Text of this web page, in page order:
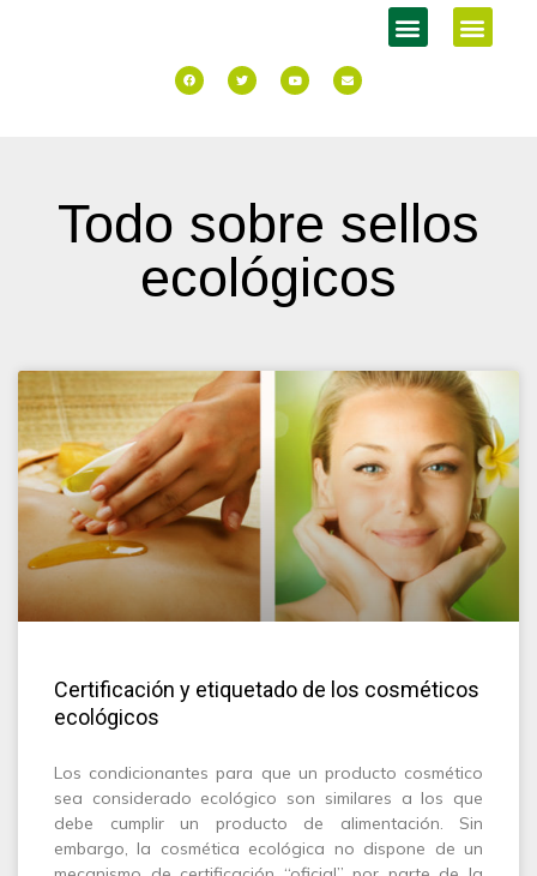
Todo sobre sellos
ecológicos
Certificación y etiquetado de los cosméticos
ecológicos
Los condicionantes para que un producto cosmético
sea considerado ecológico son similares a los que
debe cumplir un producto de alimentación. Sin
embargo, la cosmética ecológica no dispone de un